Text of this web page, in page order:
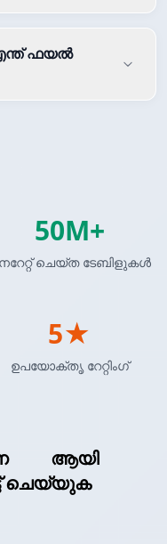
ആയി
ചെയ്യുക
ഫയൽ
50M+
ചെയ്ത ടേബിളുകൾ
5★
ഉപയോക്തൃ റേറ്റിംഗ്